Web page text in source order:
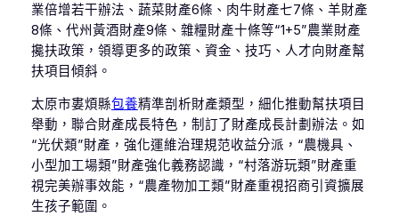
業倍增若干辦法、蔬菜財產6條、肉牛財產七7條、羊財產
8條、代州黃酒財產9條、雜糧財產十條等“1+5”農業財產
攙扶政策，領導更多的政策、資金、技巧、人才向財產幫
扶項目傾斜。
太原市婁煩縣包養精準剖析財產類型，細化推動幫扶項目
舉動，聯合財產成長特色，制訂了財產成長計劃辦法。如
“光伏類”財產，強化運維治理規范收益分派，“農機具、
小型加工場類”財產強化義務認識，“村落游玩類”財產重
視完美辦事效能，“農產物加工類”財產重視招商引資擴展
生孩子範圍。